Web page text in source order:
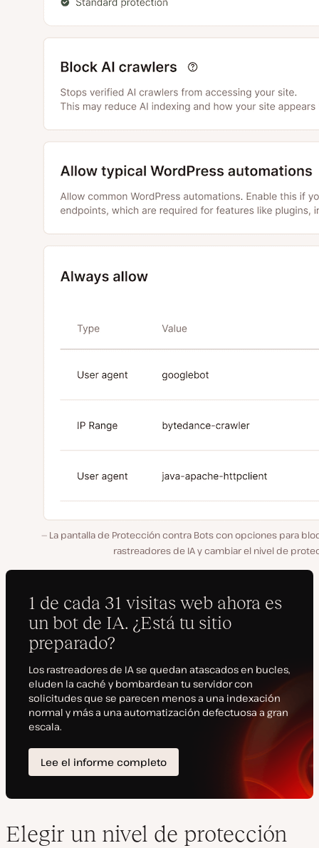
La pantalla de Protección contra Bots con opciones para
rastreadores de IA y cambiar el nivel de
Elegir un nivel de protección